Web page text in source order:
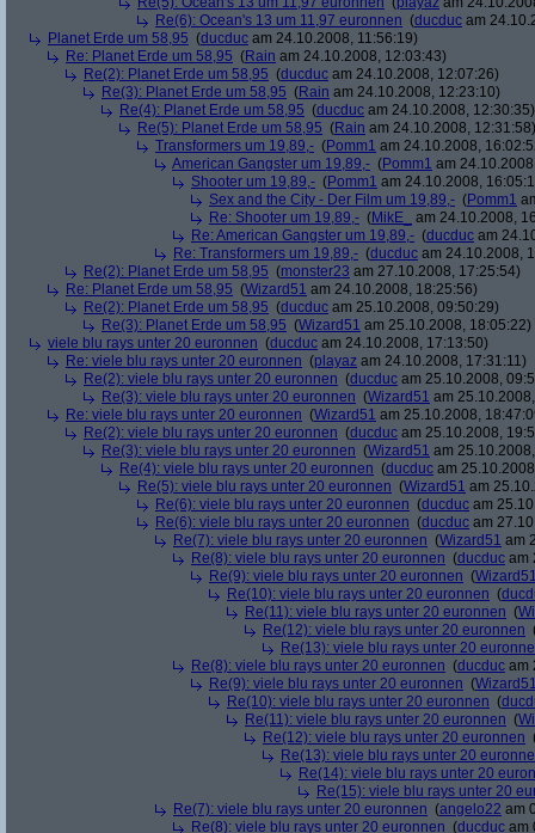
Re(6): Ocean's 13 um 11,97 euronnen (ducduc am
Planet Erde um 58,95 (ducduc am 24.10.2008, 11:56:19)
Re: Planet Erde um 58,95 (Rain am 24.10.2008, 12:03:43)
Re(2): Planet Erde um 58,95 (ducduc am 24.10.2008, 12:07:26)
Re(3): Planet Erde um 58,95 (Rain am 24.10.2008, 12:23:10)
Re(4): Planet Erde um 58,95 (ducduc am 24.10.2008, 12:30:35)
Re(5): Planet Erde um 58,95 (Rain am 24.10.2008, 12:31:58)
Transformers um 19,89,- (Pomm1 am 24.10.2008,
American Gangster um 19,89,- (Pomm1 am
Shooter um 19,89,- (Pomm1 am 24.10.2008,
Sex and the City - Der Film um 19,89,- (Pomm1
Re: Shooter um 19,89,- (MikE_
am 24.10.2008,
Re: American Gangster um 19,89,- (ducduc am
Re: Transformers um 19,89,- (ducduc am 24.10.2008,
Re(2): Planet Erde um 58,95 (monster23 am 27.10.2008, 17:25:54)
Re: Planet Erde um 58,95 (Wizard51 am 24.10.2008, 18:25:56)
Re(2): Planet Erde um 58,95 (ducduc am 25.10.2008, 09:50:29)
Re(3): Planet Erde um 58,95 (Wizard51 am 25.10.2008, 18:05:22)
viele blu rays unter 20 euronnen (ducduc am 24.10.2008, 17:13:50)
Re: viele blu rays unter 20 euronnen (playaz am 24.10.2008, 17:31:11)
Re(2): viele blu rays unter 20 euronnen (ducduc am 25.10.2008,
Re(3): viele blu rays unter 20 euronnen (Wizard51 am
Re: viele blu rays unter 20 euronnen (Wizard51 am 25.10.2008,
Re(2): viele blu rays unter 20 euronnen (ducduc am 25.10.2008,
Re(3): viele blu rays unter 20 euronnen (Wizard51 am
Re(4): viele blu rays unter 20 euronnen (ducduc am
Re(5): viele blu rays unter 20 euronnen (Wizard51 am
Re(6): viele blu rays unter 20 euronnen (ducduc am
Re(6): viele blu rays unter 20 euronnen (ducduc am
Re(7): viele blu rays unter 20 euronnen (Wizard51 am
Re(8): viele blu rays unter 20 euronnen (ducduc am
Re(9): viele blu rays unter 20 euronnen (
Re(10): viele blu rays unter 20 euronnen (
Re(11): viele blu rays unter 20 euronnen (
Re(12): viele blu rays unter 20 euronnen
Re(13): viele blu rays unter 20
Re(8): viele blu rays unter 20 euronnen (ducduc am
Re(9): viele blu rays unter 20 euronnen (
Re(10): viele blu rays unter 20 euronnen (
Re(11): viele blu rays unter 20 euronnen (
Re(12): viele blu rays unter 20 euronnen
Re(13): viele blu rays unter 20
Re(14): viele blu rays unter 20
Re(15): viele blu rays unter 20
Re(7): viele blu rays unter 20 euronnen (angelo22 am
Re(8): viele blu rays unter 20 euronnen (ducduc am